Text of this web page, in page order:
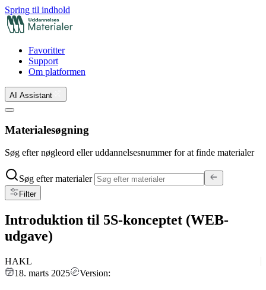
Spring til indhold
Favoritter
Support
Om platformen
AI Assistant
Materialesøgning
Søg efter nøgleord eller uddannelsesnummer for at finde materialer
Søg efter materialer
Filter
Introduktion til 5S-konceptet (WEB-
udgave)
HAKL
18. marts 2025
Version: